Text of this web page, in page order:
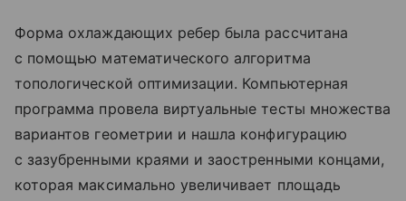
Форма охлаждающих ребер была рассчитана
с помощью математического алгоритма
топологической оптимизации. Компьютерная
программа провела виртуальные тесты множества
вариантов геометрии и нашла конфигурацию
с зазубренными краями и заостренными концами,
которая максимально увеличивает площадь